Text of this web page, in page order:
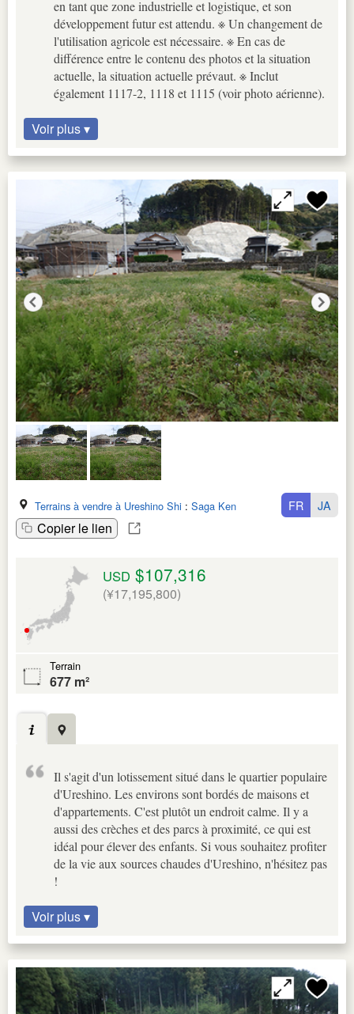
en tant que zone industrielle et logistique, et son
développement futur est attendu. ※ Un changement de
l'utilisation agricole est nécessaire. ※ En cas de
différence entre le contenu des photos et la situation
actuelle, la situation actuelle prévaut. ※ Inclut
également 1117-2, 1118 et 1115 (voir photo aérienne).
Voir plus ▾
Terrains à vendre à Ureshino Shi : Saga Ken
Copier le lien
FR JA
USD $107,316
(¥17,195,800)
Terrain
677 m²
Il s'agit d'un lotissement situé dans le quartier populaire
d'Ureshino. Les environs sont bordés de maisons et
d'appartements. C'est plutôt un endroit calme. Il y a
aussi des crèches et des parcs à proximité, ce qui est
idéal pour élever des enfants. Si vous souhaitez profiter
de la vie aux sources chaudes d'Ureshino, n'hésitez pas
!
Voir plus ▾